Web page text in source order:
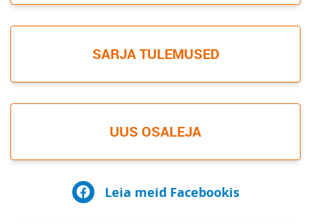
SARJA TULEMUSED
UUS OSALEJA
Leia meid Facebookis